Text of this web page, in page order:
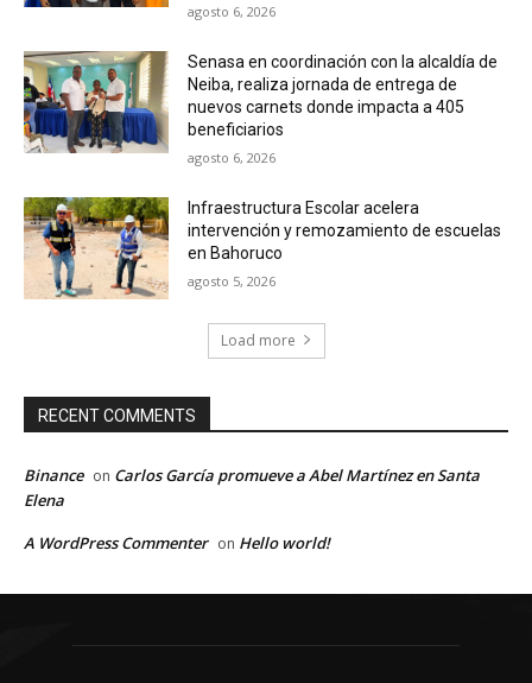
agosto 6, 2026
Senasa en coordinación con la alcaldía de
Neiba, realiza jornada de entrega de
nuevos carnets donde impacta a 405
beneficiarios
agosto 6, 2026
Infraestructura Escolar acelera
intervención y remozamiento de escuelas
en Bahoruco
agosto 5, 2026
Load more
RECENT COMMENTS
Binance on Carlos García promueve a Abel Martínez en Santa
Elena
A WordPress Commenter on Hello world!